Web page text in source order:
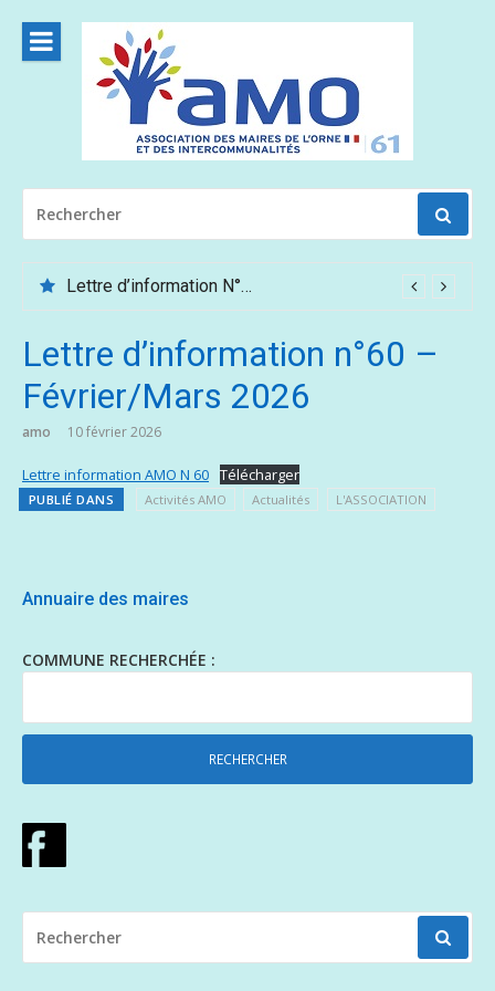
contenu
POUR
:
Lettre d’information N°62 – Mai /Juin 2026
Lettre d’information n°60 –
Février/Mars 2026
amo 10 février 2026
Lettre information AMO N 60 Télécharger
PUBLIÉ DANS Activités AMO Actualités L'ASSOCIATION
Annuaire des maires
COMMUNE RECHERCHÉE :
POUR
: